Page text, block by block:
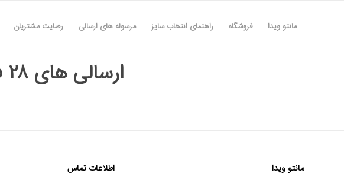
مانتو ویدا فروشگاه راهنمای انتخاب سایز مرسوله های ارسالی رضایت مشتریان
ارسالی های ۲۸ فروردین
مانتو ویدا اطلاعات تماس